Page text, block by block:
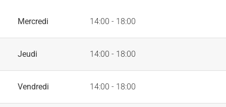
Mercredi 14:00 - 18:00
Jeudi 14:00 - 18:00
Vendredi 14:00 - 18:00